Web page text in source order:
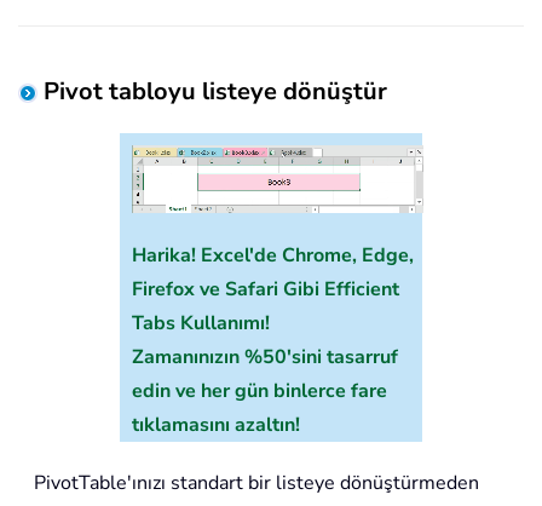
Pivot tabloyu listeye dönüştür
Harika! Excel'de Chrome, Edge,
Firefox ve Safari Gibi Efficient
Tabs Kullanımı!
Zamanınızın %50'sini tasarruf
edin ve her gün binlerce fare
tıklamasını azaltın!
PivotTable'ınızı standart bir listeye dönüştürmeden